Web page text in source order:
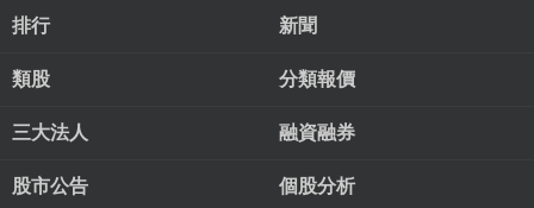
排行 新聞
類股 分類報價
三大法人 融資融券
股市公告 個股分析